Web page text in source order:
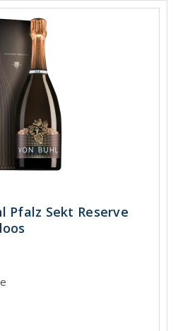
Pfalz Sekt Reserve